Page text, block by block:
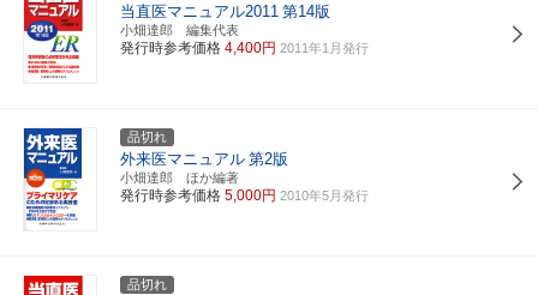
当直医マニュアル2011 第14版
小畑達郎 編集代表
発行時参考価格 4,400円 2011年1月発行
品切れ
外来医マニュアル 第2版
小畑達郎 ほか編著
発行時参考価格 5,000円 2010年5月発行
品切れ